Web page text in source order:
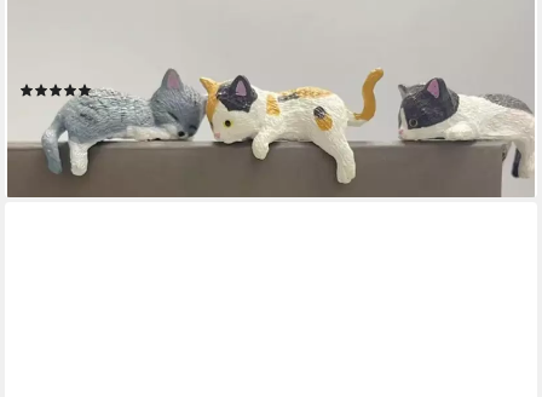
Tischdeko Auto Computer Aquarium Dekoration Tierornament)
(1)
11,99 € 20,99 €
-43%
lieferbar in 2 Wochen